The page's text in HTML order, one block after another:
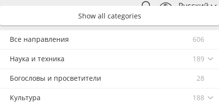
Русский
Show all categories
Все направления 606
Наука и техника 189
Богословы и просветители 28
Культура 188